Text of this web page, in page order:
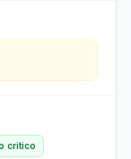
critico